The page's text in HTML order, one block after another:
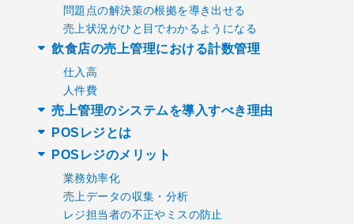
問題点の解決策の根拠を導き出せる
売上状況がひと目でわかるようになる
飲食店の売上管理における計数管理
仕入高
人件費
売上管理のシステムを導入すべき理由
POSレジとは
POSレジのメリット
業務効率化
売上データの収集・分析
レジ担当者の不正やミスの防止